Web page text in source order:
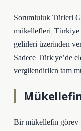
Sorumluluk Türleri
mükellefleri, Türkiye
gelirleri üzerinden
Sadece Türkiye’de
vergilendirilen tam
Bir mükellefin görev